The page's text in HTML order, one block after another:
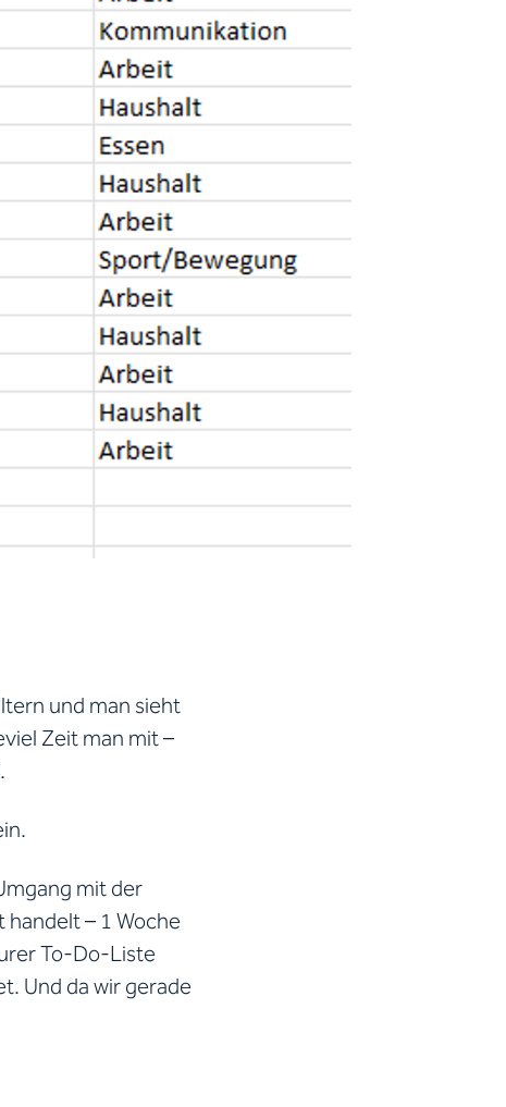
und man sieht
Zeit man mit –
mit der
handelt – 1 Woche
To-Do-Liste
Und da wir gerade